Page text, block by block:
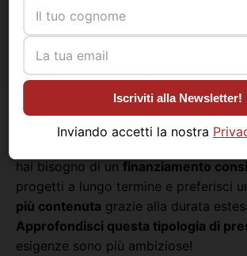
Erogazione:L’erogazione
cessione del quintodello
pensione, con
direttamentedalla busta paga o
pensionistico.
hai bisogno di un finanziamento
progetti a lungo termine e preferisci
più contenuta grazie alla durata
Approfondisci questa tipologia di
esigenze sono più ambiziose!
migliori offerte di prestito.
Iscriviti alla Newsletter!
Inviando accetti la nostra